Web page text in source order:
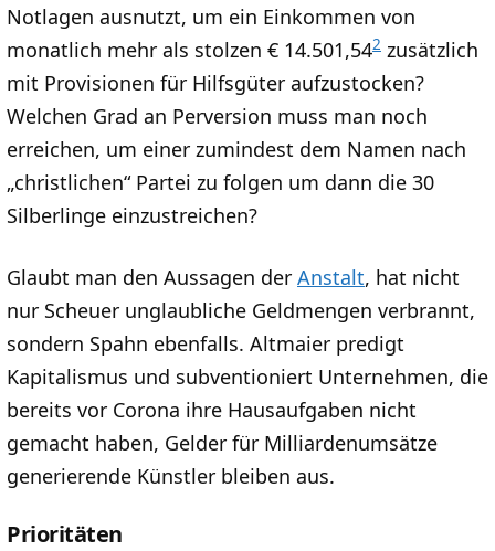
Notlagen ausnutzt, um ein Einkommen von
monatlich mehr als stolzen € 14.501,542 zusätzlich
mit Provisionen für Hilfsgüter aufzustocken?
Welchen Grad an Perversion muss man noch
erreichen, um einer zumindest dem Namen nach
„christlichen“ Partei zu folgen um dann die 30
Silberlinge einzustreichen?
Glaubt man den Aussagen der Anstalt, hat nicht
nur Scheuer unglaubliche Geldmengen verbrannt,
sondern Spahn ebenfalls. Altmaier predigt
Kapitalismus und subventioniert Unternehmen, die
bereits vor Corona ihre Hausaufgaben nicht
gemacht haben, Gelder für Milliardenumsätze
generierende Künstler bleiben aus.
Prioritäten